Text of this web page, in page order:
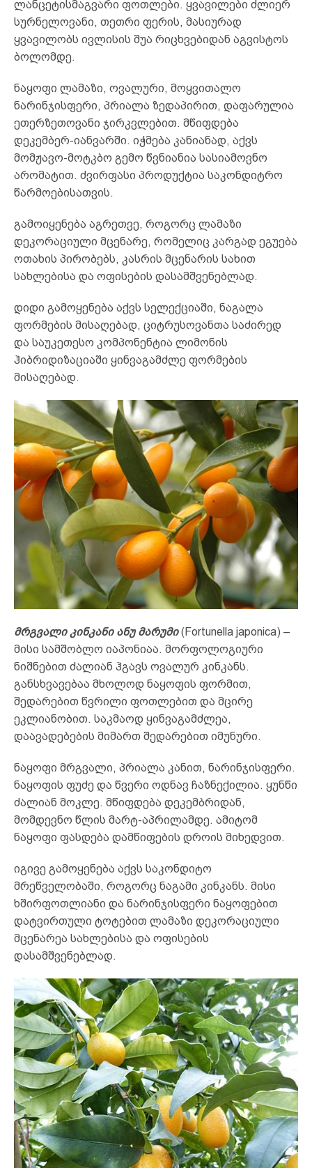
ლანცეტისმაგვარი ფოთლები. ყვავილები ძლიერ
სურნელოვანი, თეთრი ფერის, მასიურად
ყვავილობს ივლისის შუა რიცხვებიდან აგვისტოს
ბოლომდე.
ნაყოფი ლამაზი, ოვალური, მოყვითალო
ნარინჯისფერი, პრიალა ზედაპირით, დაფარულია
ეთერზეთოვანი ჯირკვლებით. მწიფდება
დეკემბერ-იანვარში. იჭმება კანიანად, აქვს
მომჟავო-მოტკბო გემო წვნიანია სასიამოვნო
არომატით. ძვირფასი პროდუქტია საკონდიტრო
წარმოებისათვის.
გამოიყენება აგრეთვე, როგორც ლამაზი
დეკორაციული მცენარე, რომელიც კარგად ეგუება
ოთახის პირობებს, კასრის მცენარის სახით
სახლებისა და ოფისების დასამშვენებლად.
დიდი გამოყენება აქვს სელექციაში, ნაგალა
ფორმების მისაღებად, ციტრუსოვანთა საძირედ
და საუკეთესო კომპონენტია ლიმონის
ჰიბრიდიზაციაში ყინვაგამძლე ფორმების
მისაღებად.
მრგვალი კინკანი ანუ მარუმი(Fortunella japonica) –
მისი სამშობლო იაპონიაა. მორფოლოგიური
ნიშნებით ძალიან ჰგავს ოვალურ კინკანს.
განსხვავებაა მხოლოდ ნაყოფის ფორმით,
შედარებით წვრილი ფოთლებით და მცირე
ეკლიანობით. საკმაოდ ყინვაგამძლეა,
დაავადებების მიმართ შედარებით იმუნური.
ნაყოფი მრგვალი, პრიალა კანით, ნარინჯისფერი.
ნაყოფის ფუძე და წვერი ოდნავ ჩაზნექილია. ყუნწი
ძალიან მოკლე. მწიფდება დეკემბრიდან,
მომდევნო წლის მარტ-აპრილამდე. ამიტომ
ნაყოფი ფასდება დამწიფების დროის მიხედვით.
იგივე გამოყენება აქვს საკონდიტო
მრეწველობაში, როგორც ნაგამი კინკანს. მისი
ხშირფოთლიანი და ნარინჯისფერი ნაყოფებით
დატვირთული ტოტებით ლამაზი დეკორაციული
მცენარეა სახლებისა და ოფისების
დასამშვენებლად.